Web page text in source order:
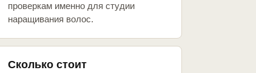
проверкам именно для студии
наращивания волос.
Сколько стоит